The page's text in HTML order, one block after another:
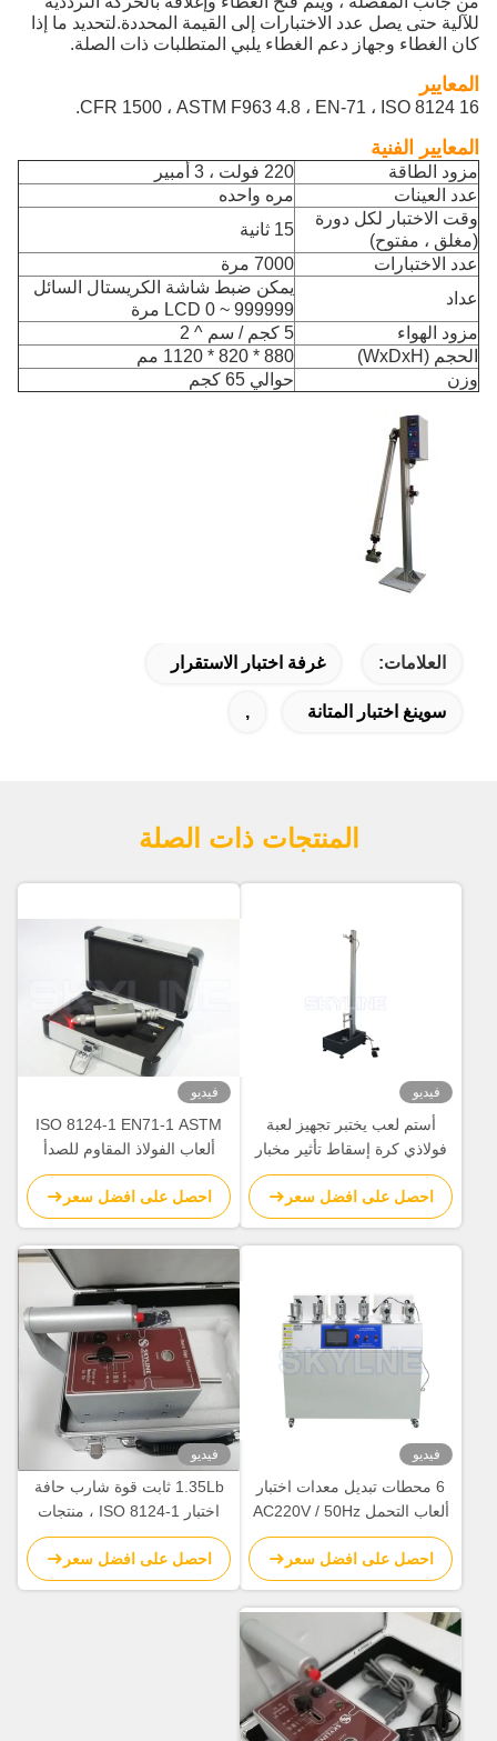
للآلية حتى يصل عدد الاختبارات إلى القيمة المحددة.لتحديد ما إذا
كان الغطاء وجهاز دعم الغطاء يلبي المتطلبات ذات الصلة.
المعايير
16 CFR 1500 ، ASTM F963 4.8 ، EN-71 ، ISO 8124.
المعايير الفنية
مزود الطاقة
220 فولت ، 3 أمبير
عدد العينات
مره واحده
وقت الاختبار لكل دورة
(مغلق ، مفتوح)
15 ثانية
عدد الاختبارات
7000 مرة
عداد
يمكن ضبط شاشة الكريستال السائل
LCD 0 ~ 999999 مرة
مزود الهواء
5 كجم / سم ^ 2
الحجم (WxDxH)
880 * 820 * 1120 مم
وزن
حوالي 65 كجم
العلامات: غرفة اختبار الاستقرار
سوينغ اختبار المتانة
المنتجات ذات الصلة
فيديو
أستم لعب يختبر تجهيز لعبة
فولاذي كرة إسقاط تأثير مخبار
لبلاستيك / سيراميك
احصل على افضل سعر
فيديو
ISO 8124-1 EN71-1 ASTM
ألعاب الفولاذ المقاوم للصدأ
اختبار نقطة شارب لمنتجات
الأطفال
احصل على افضل سعر
فيديو
6 محطات تبديل معدات اختبار
ألعاب التحمل AC220V / 50Hz
احصل على افضل سعر
فيديو
1.35Lb ثابت قوة شارب حافة
اختبار ISO 8124-1 ، منتجات
الأطفال / لعب معدات اختبار
السلامة
احصل على افضل سعر